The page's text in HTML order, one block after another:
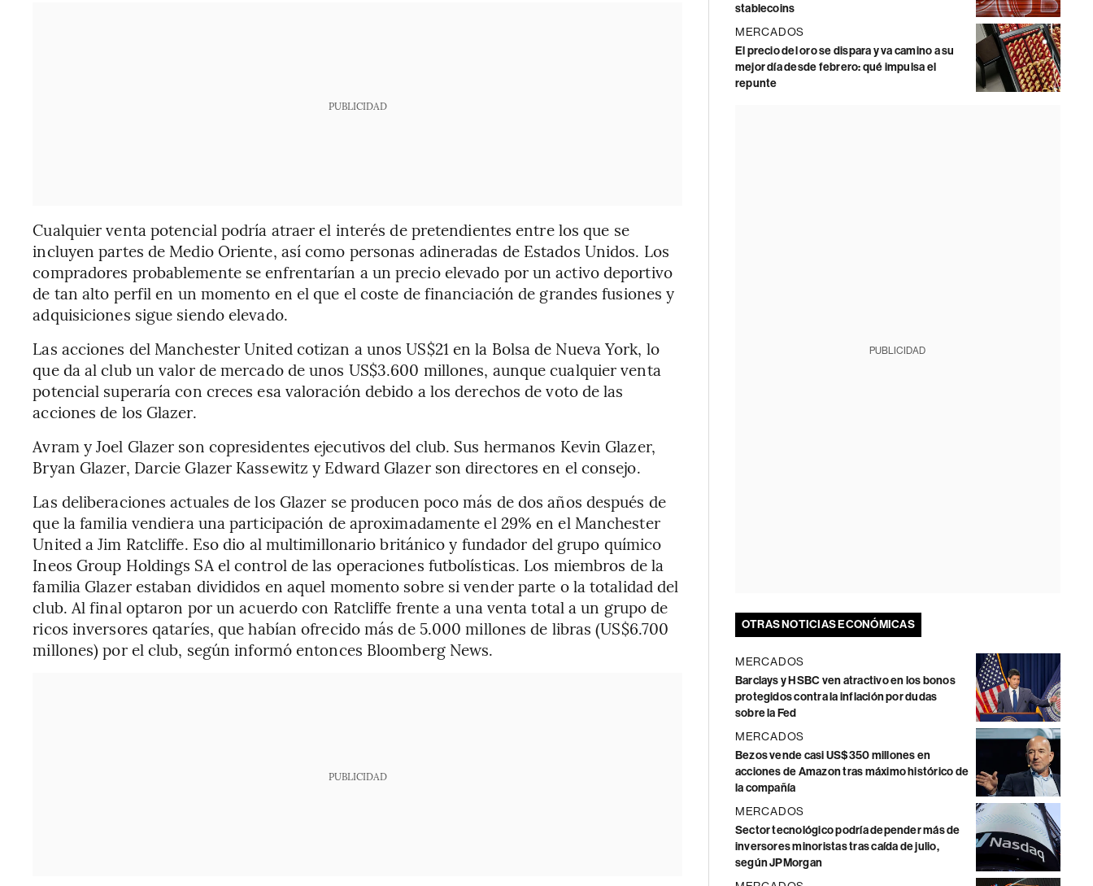
PUBLICIDAD
Cualquier venta potencial podría atraer el interés de pretendientes entre los que se
incluyen partes de Medio Oriente, así como personas adineradas de Estados Unidos. Los
compradores probablemente se enfrentarían a un precio elevado por un activo deportivo
de tan alto perfil en un momento en el que el coste de financiación de grandes fusiones y
adquisiciones sigue siendo elevado.
Las acciones del Manchester United cotizan a unos US$21 en la Bolsa de Nueva York, lo
que da al club un valor de mercado de unos US$3.600 millones, aunque cualquier venta
potencial superaría con creces esa valoración debido a los derechos de voto de las
acciones de los Glazer.
Avram y Joel Glazer son copresidentes ejecutivos del club. Sus hermanos Kevin Glazer,
Bryan Glazer, Darcie Glazer Kassewitz y Edward Glazer son directores en el consejo.
Las deliberaciones actuales de los Glazer se producen poco más de dos años después de
que la familia vendiera una participación de aproximadamente el 29% en el Manchester
United a Jim Ratcliffe. Eso dio al multimillonario británico y fundador del grupo químico
Ineos Group Holdings SA el control de las operaciones futbolísticas. Los miembros de la
familia Glazer estaban divididos en aquel momento sobre si vender parte o la totalidad del
club. Al final optaron por un acuerdo con Ratcliffe frente a una venta total a un grupo de
ricos inversores qataríes, que habían ofrecido más de 5.000 millones de libras (US$6.700
millones) por el club, según informó entonces Bloomberg News.
PUBLICIDAD
stablecoins
MERCADOS
El precio del oro se dispara y va camino a su
mejor día desde febrero: qué impulsa el
repunte
PUBLICIDAD
OTRAS NOTICIAS ECONÓMICAS
MERCADOS
Barclays y HSBC ven atractivo en los bonos
protegidos contra la inflación por dudas
sobre la Fed
MERCADOS
Bezos vende casi US$350 millones en
acciones de Amazon tras máximo histórico de
la compañía
MERCADOS
Sector tecnológico podría depender más de
inversores minoristas tras caída de julio,
según JPMorgan